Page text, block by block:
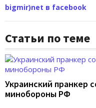
bigmir)net в facebook
Статьи по теме
Украинский пранкер
минобороны РФ